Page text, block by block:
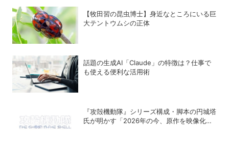
【牧田習の昆虫博士】身近なところにいる巨
大テントウムシの正体
話題の生成AI「Claude」の特徴は？仕事で
も使える便利な活用術
『攻殻機動隊』シリーズ構成・脚本の円城塔
氏が明かす「2026年の今、原作を映像化す